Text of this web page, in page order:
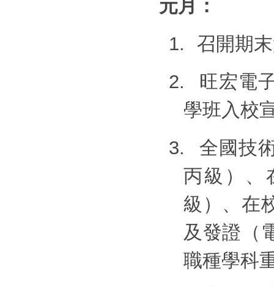
元月：
1. 召開期
2.
旺宏電
學班入校
3.
全國技
丙級）、
級）、在
及發證（
職種學科